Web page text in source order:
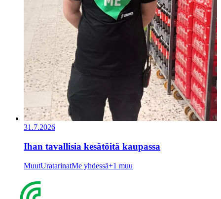
31.7.2026
Ihan tavallisia kesätöitä kaupassa
MuutUratarinatMe yhdessä+1 muu